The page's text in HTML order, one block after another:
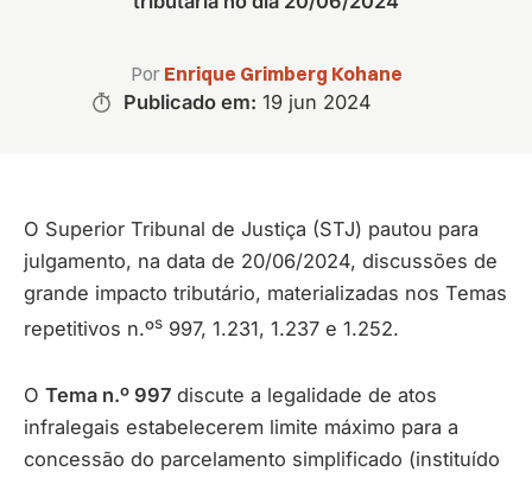
Por Enrique Grimberg Kohane
Publicado em: 19 jun 2024
O Superior Tribunal de Justiça (STJ) pautou para
julgamento, na data de 20/06/2024, discussões de
grande impacto tributário, materializadas nos Temas
repetitivos n.ºs 997, 1.231, 1.237 e 1.252.
O Tema n.º 997 discute a legalidade de atos
infralegais estabelecerem limite máximo para a
concessão do parcelamento simplificado (instituído